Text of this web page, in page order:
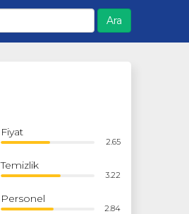
Ara
Fiyat
2.65
Temizlik
3.22
Personel
2.84